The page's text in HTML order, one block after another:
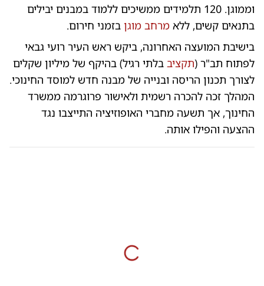
וממוגן. 120 תלמידים ממשיכים ללמוד במבנים יבילים
בתנאים קשים, ללא מרחב מוגן בזמני חירום.
בישיבת המועצה האחרונה, ביקש ראש העיר רועי גבאי
לפתוח תב"ר (תקציב בלתי רגיל) בהיקף של מיליון שקלים
לצורך תכנון הריסה ובנייה של מבנה חדש למוסד החינוכי.
המהלך זכה להכרה רשמית ולאישור פרוגרמה ממשרד
החינוך, אך תשעה מחברי האופוזיציה התייצבו נגד
ההצעה והפילו אותה.